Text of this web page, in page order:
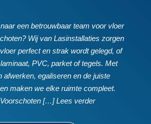
een betrouwbaar team voor vloer
Wij van Lasinstallaties zorgen
perfect en strak wordt gelegd, of
PVC, parket of tegels.​ Met
afwerken, egaliseren en de juiste
maken we elke ruimte compleet.​
[…] Lees verder